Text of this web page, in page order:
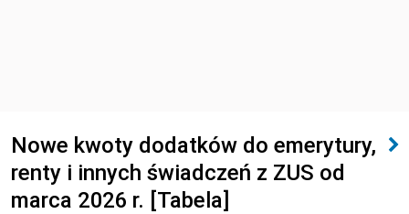
Nowe kwoty dodatków do emerytury,
renty i innych świadczeń z ZUS od
marca 2026 r. [Tabela]